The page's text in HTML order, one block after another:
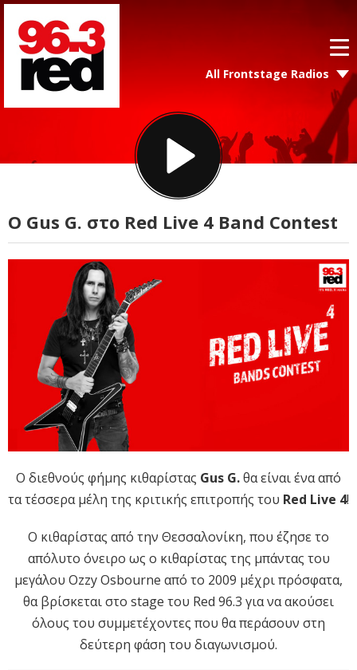
All Frontstage Radios
O Gus G. στο Red Live 4 Band Contest
O διεθνούς φήμης κιθαρίστας Gus G.θα είναι ένα από
τα τέσσερα μέλη της κριτικής επιτροπής του Red Live 4!
Ο κιθαρίστας από την Θεσσαλονίκη, που έζησε το
απόλυτο όνειρο ως ο κιθαρίστας της μπάντας του
μεγάλου Ozzy Osbourne από το 2009 μέχρι πρόσφατα,
θα βρίσκεται στο stage του Red 96.3 για να ακούσει
όλους του συμμετέχοντες που θα περάσουν στη
δεύτερη φάση του διαγωνισμού.